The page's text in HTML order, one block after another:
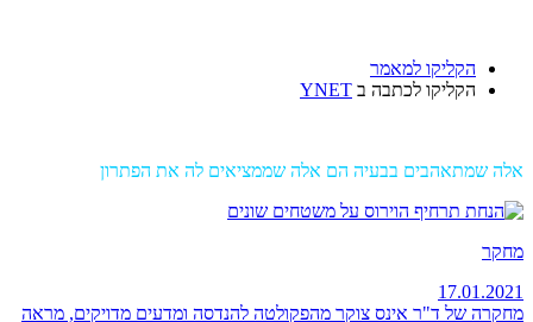
הקליקו למאמר
הקליקו לכתבה ב YNET
אלה שמתאהבים בבעיה הם אלה שממציאים לה את הפתרון
מחקר
17.01.2021
מחקרה של ד"ר אינס צוקר מהפקולטה להנדסה ומדעים מדויקים, מראה